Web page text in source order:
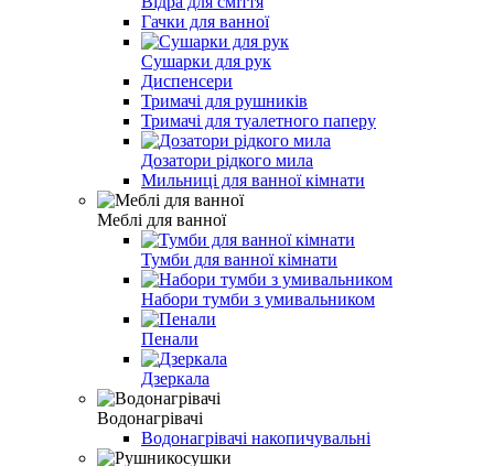
Гачки для ванної
Сушарки для рук
Диспенсери
Тримачі для рушників
Тримачі для туалетного паперу
Дозатори рідкого мила
Мильниці для ванної кімнати
Меблі для ванної
Тумби для ванної кімнати
Набори тумби з умивальником
Пенали
Дзеркала
Водонагрівачі
Водонагрівачі накопичувальні